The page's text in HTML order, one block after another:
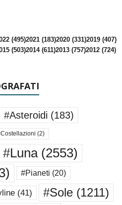
(495)2021 (183)2020 (331)2019 (407)
(503)2014 (611)2013 (757)2012 (724)
#Asteroidi (183)
(2)
#Luna(2553)
#Pianeti (20)
(41) #Sole (1211)